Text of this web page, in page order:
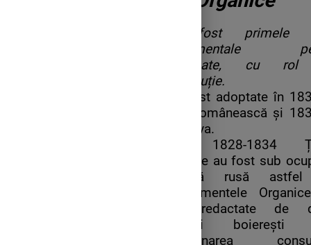
Au fost primele
fundamentale
Principate, cu
constituție.
Au fost adoptate în
Țara Românească și
Moldova.
Între 1828-1834
Române au fost sub
militară rusă
Regulamentele
fost redactate de
comisii boierești
coordonarea